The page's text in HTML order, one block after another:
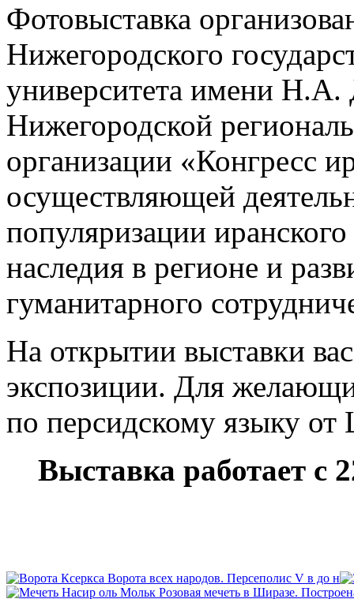
Фотовыставка
Нижегородского
университета имени
Нижегородской
организации «Конгресс
осуществляющей
популяризации
наследия в регионе и
гуманитарного
На открытии выставки
экспозиции. Для
по персидскому языку
Выставка работает с